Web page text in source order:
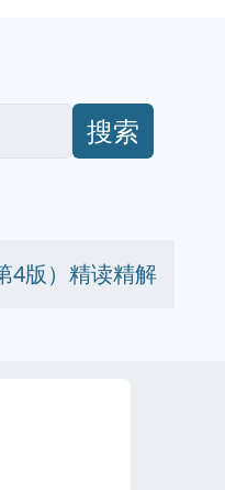
搜索
4版）精读精解